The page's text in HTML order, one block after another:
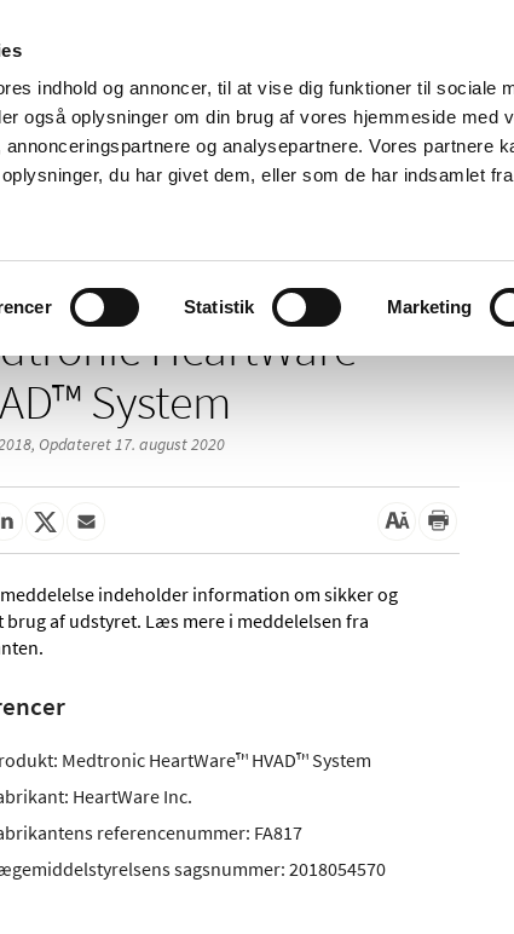
indhold og annoncer, til at vise dig funktioner til sociale
også oplysninger om din brug af vores hjemmeside med
og analysepartnere. Vores partnere
du har givet dem, eller som de har indsamlet
Statistik Marketing
Nyheder Om os Kontakt
Tilskud og
Apoteker og salg af
HeartWare™
System
Opdateret 17. august 2020
indeholder information om sikker og
brug af udstyret. Læs mere i meddelelsen fra
Medtronic HeartWare™ HVAD™ System
HeartWare Inc.
referencenummer: FA817
sagsnummer:2018054570